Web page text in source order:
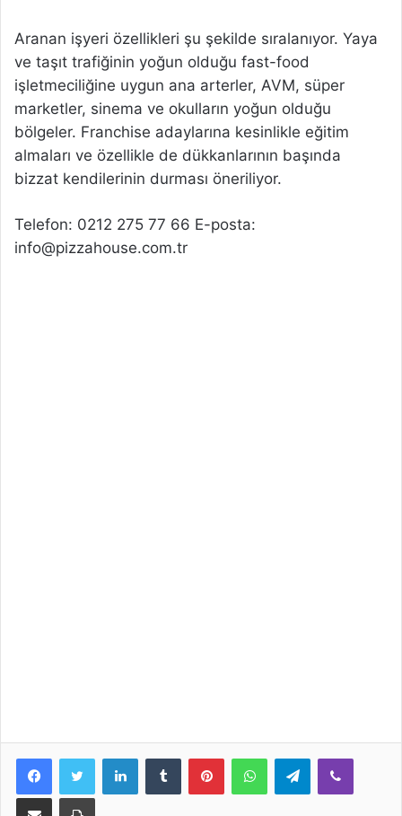
Aranan işyeri özellikleri şu şekilde sıralanıyor. Yaya
ve taşıt trafiğinin yoğun olduğu fast-food
işletmeciliğine uygun ana arterler, AVM, süper
marketler, sinema ve okulların yoğun olduğu
bölgeler. Franchise adaylarına kesinlikle eğitim
almaları ve özellikle de dükkanlarının başında
bizzat kendilerinin durması öneriliyor.
Telefon: 0212 275 77 66 E-posta:
info@pizzahouse.com.tr
LinkedInTumblrPinterestWhatsAppTelegramViber
E-Posta ile paylaşYazdır